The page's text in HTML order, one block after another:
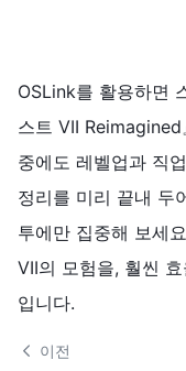
OSLink를 활용하면
스트 VII
중에도 레벨업과 직
정리를 미리 끝내 두
투에만 집중해 보세
VII의 모험을, 훨씬
입니다.
이전